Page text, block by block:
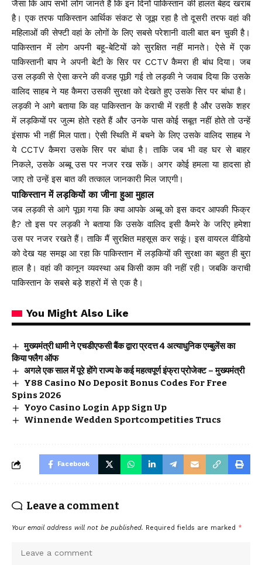
जैसा कि आप सभी लोग जानते हैं कि इन दिनों पाकिस्तान की हालत बेहद खराब
है। एक तरफ पाकिस्तान आर्थिक संकट से जूझ रहा है तो दूसरी तरफ वहां की
महिलाओं की सेफ्टी वहां के लोगों के लिए सबसे परेशानी वाली बात बन चुकी है।
पाकिस्तान में लोग अपनी बहू-बेटियों को सुरक्षित नहीं मानते। ऐसे में एक
पाकिस्तानी बाप ने अपनी बेटी के सिर पर CCTV कैमरा ही बांध दिया। जब
उस लड़की से ऐसा करने की वजह पूछी गई तो लड़की ने जवाब दिया कि उसके
वालिद साहब ने यह कैमरा उसकी सुरक्षा को देखते हुए उसके सिर पर बांधा है।
लड़की ने आगे बताया कि वह पाकिस्तान के कराची में रहती है और उसके शहर
में लड़कियों पर जुल्म होते रहते हैं और उनके पास कोई सबूत नहीं होते तो उन्हें
इंसाफ भी नहीं मिल पाता। ऐसी स्थिति में बचने के लिए उसके वालिद साहब ने
ये CCTV कैमरा उसके सिर पर बांधा है। ताकि जब भी वह घर से बाहर
निकले, उसके अब्बू उस पर नजर रख सकें। अगर कोई हमला या हादसा हो
जाए तो उन्हें इस बात की तत्काल जानकारी मिल जाएगी।
पाकिस्तान में लड़कियों का जीना हुआ मुहाल
जब लड़की से आगे पूछा गया कि क्या आपके अब्बू को इस कदर आपकी फिक्र
है? तो इस पर लड़की ने बताया कि उसके वालिद इसी कैमरे के जरिए हमेशा
उस पर नजर रखते हैं। ताकि मैं सुरक्षित महसूस कर सकूं। इस वायरल वीडियो
को देख यह समझ आ रहा कि पाकिस्तान में लड़कियों की सुरक्षा का बहुत ही बुरा
हाल है। वहां की कानून व्यवस्था अब किसी काम की नहीं रही। जबकि कराची
पाकिस्तान के सबसे बड़े शहरों में से एक है।
You Might Also Like
मुख्यमंत्री धामी ने एचडीएफसी बैंक द्वारा प्रदत्त 4 अत्याधुनिक एम्बुलेंस का
किया फ्लैग ऑफ
अगले एक साल में पूरे होंगे राज्य के कई महत्वपूर्ण इंफ्रा प्रोजेक्ट – मुख्यमंत्री
Y88 Casino No Deposit Bonus Codes For Free
Spins 2026
Yoyo Casino Login App Sign Up
Winnende Wedden Sportcompetities Trucs
Facebook
Leave a comment
Your email address will not be published. Required fields are marked *